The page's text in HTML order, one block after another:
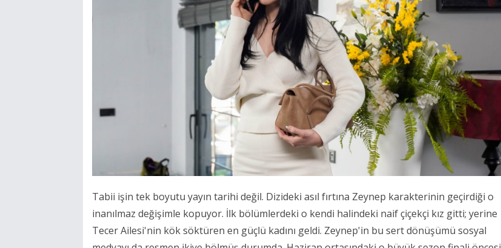
Tabii işin tek boyutu yayın tarihi değil. Dizideki asıl fırtına Zeynep karakterinin geçirdiği o
inanılmaz değişimle kopuyor. İlk bölümlerdeki o kendi halindeki naif çiçekçi kız gitti; yerine
Tecer Ailesi'nin kök söktüren en güçlü kadını geldi. Zeynep'in bu sert dönüşümü sosyal